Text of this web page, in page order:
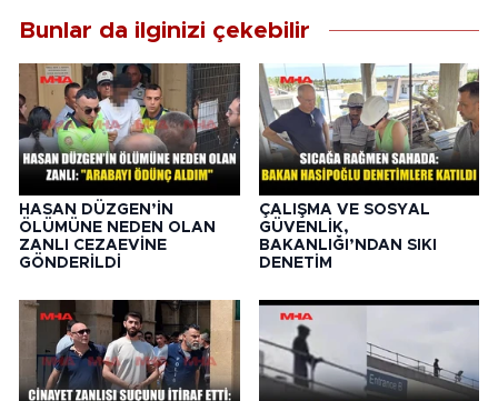
Bunlar da ilginizi çekebilir
HASAN DÜZGEN’İN
ÖLÜMÜNE NEDEN OLAN
ZANLI CEZAEVİNE
GÖNDERİLDİ
ÇALIŞMA VE SOSYAL
GÜVENLİK,
BAKANLIĞI’NDAN SIKI
DENETİM